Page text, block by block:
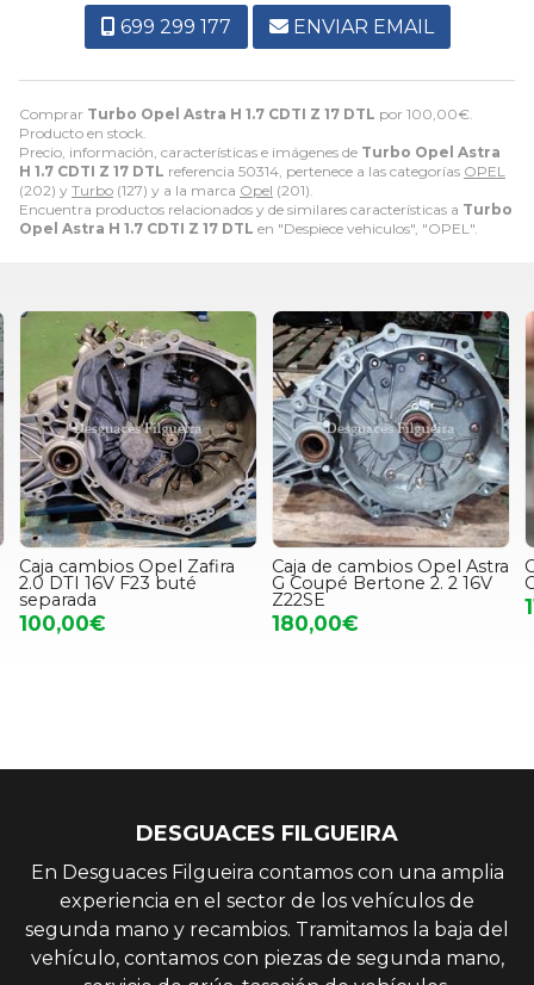
Comprar Turbo Opel Astra H 1.7 CDTI Z 17 DTL por 100,00€
Producto en stock.
Precio, información, características e imágenes de Turbo Opel Astra
H 1.7 CDTI Z 17 DTL referencia 50314, pertenece a las categorías OPEL
(202) y Turbo (127) y a la marca Opel (201).
Encuentra productos relacionados y de similares características a Turbo
Opel Astra H 1.7 CDTI Z 17 DTL en "Despiece vehiculos", "OPEL".
699 299 177 ENVIAR EMAIL
Caja cambios Opel Zafira
2.0 DTI 16V F23 buté
separada
100,00€
Caja de cambios Opel Astra
G Coupé Bertone 2. 2 16V
Z22SE
180,00€
DESGUACES FILGUEIRA
En Desguaces Filgueira contamos con una amplia
experiencia en el sector de los vehículos de
segunda mano y recambios. Tramitamos la baja del
vehículo, contamos con piezas de segunda mano,